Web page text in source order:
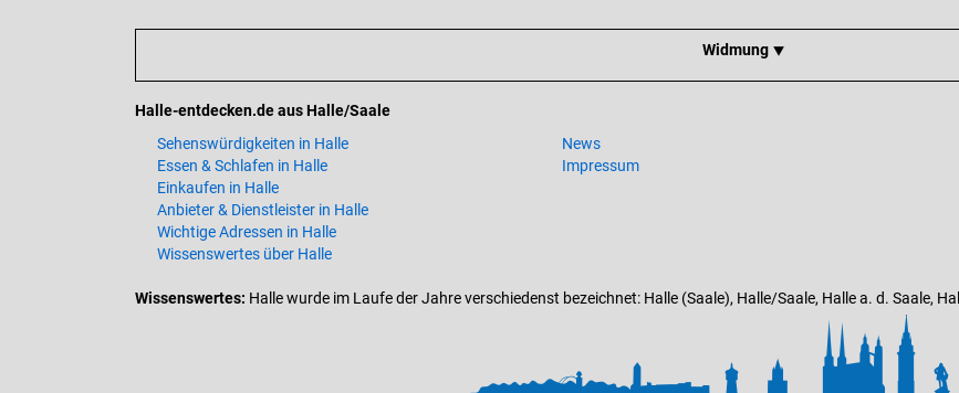
Widmung ⯆
Halle-entdecken.de aus Halle/Saale
Sehenswürdigkeiten in Halle
Essen & Schlafen in Halle
Einkaufen in Halle
Anbieter & Dienstleister in Halle
Wichtige Adressen in Halle
Wissenswertes über Halle
News
Impressum
Wissenswertes: Halle wurde im Laufe der Jahre verschiedenst bezeichnet: Halle (Saale), Halle/Saale, Halle a. d. Saale,